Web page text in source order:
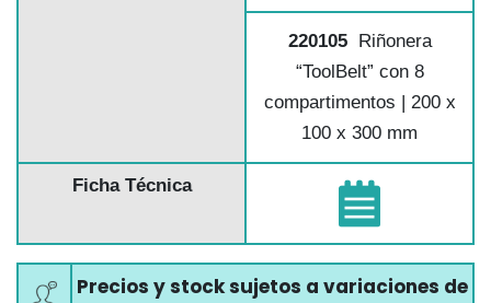
220105Riñonera
“ToolBelt” con 8
compartimentos | 200 x
100 x 300 mm
Ficha Técnica
Precios y stock sujetos a variaciones de